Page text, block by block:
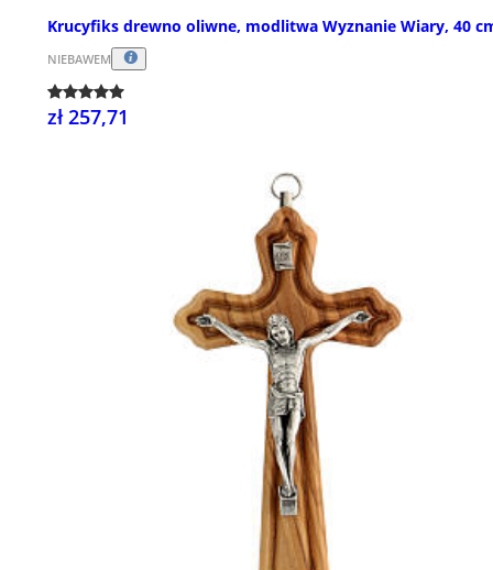
Krucyfiks drewno oliwne, modlitwa Wyznanie Wiary, 40
NIEBAWEM
zł 257,71